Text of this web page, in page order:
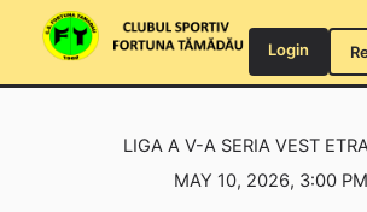
Login
LIGA A V-A SERIA VEST
MAY 10, 2026, 3:00 PM